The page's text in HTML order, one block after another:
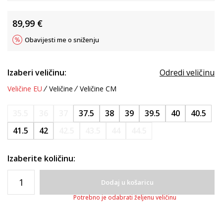
89,99 €
Obavijesti me o sniženju
Izaberi veličinu: Odredi veličinu
Veličine EU Veličine Veličine CM
37.5 38 39 39.5 40
40.5
41.5
42
Izaberite količinu:
Dodaj u košaricu
Potrebno je odabrati željenu veličinu